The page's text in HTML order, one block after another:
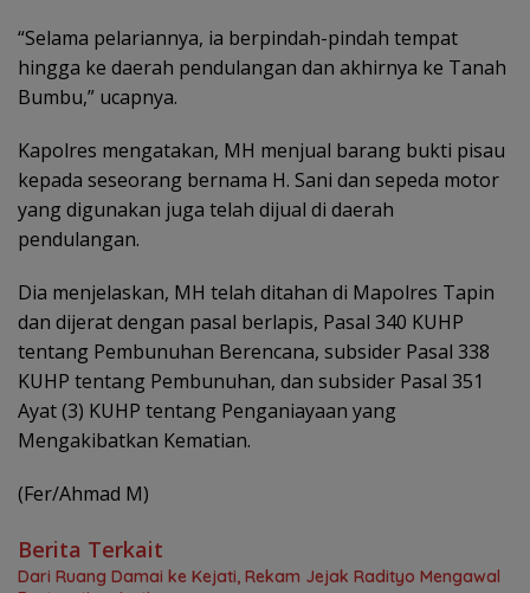
“Selama pelariannya, ia berpindah-pindah tempat
hingga ke daerah pendulangan dan akhirnya ke Tanah
Bumbu,” ucapnya.
Kapolres mengatakan, MH menjual barang bukti pisau
kepada seseorang bernama H. Sani dan sepeda motor
yang digunakan juga telah dijual di daerah
pendulangan.
Dia menjelaskan, MH telah ditahan di Mapolres Tapin
dan dijerat dengan pasal berlapis, Pasal 340 KUHP
tentang Pembunuhan Berencana, subsider Pasal 338
KUHP tentang Pembunuhan, dan subsider Pasal 351
Ayat (3) KUHP tentang Penganiayaan yang
Mengakibatkan Kematian.
(Fer/Ahmad M)
Berita Terkait
Dari Ruang Damai ke Kejati, Rekam Jejak Radityo Mengawal